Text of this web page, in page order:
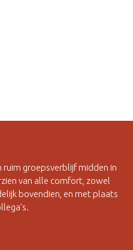
ruim groepsverblijf midden in
van alle comfort, zowel
bovendien, en met plaats